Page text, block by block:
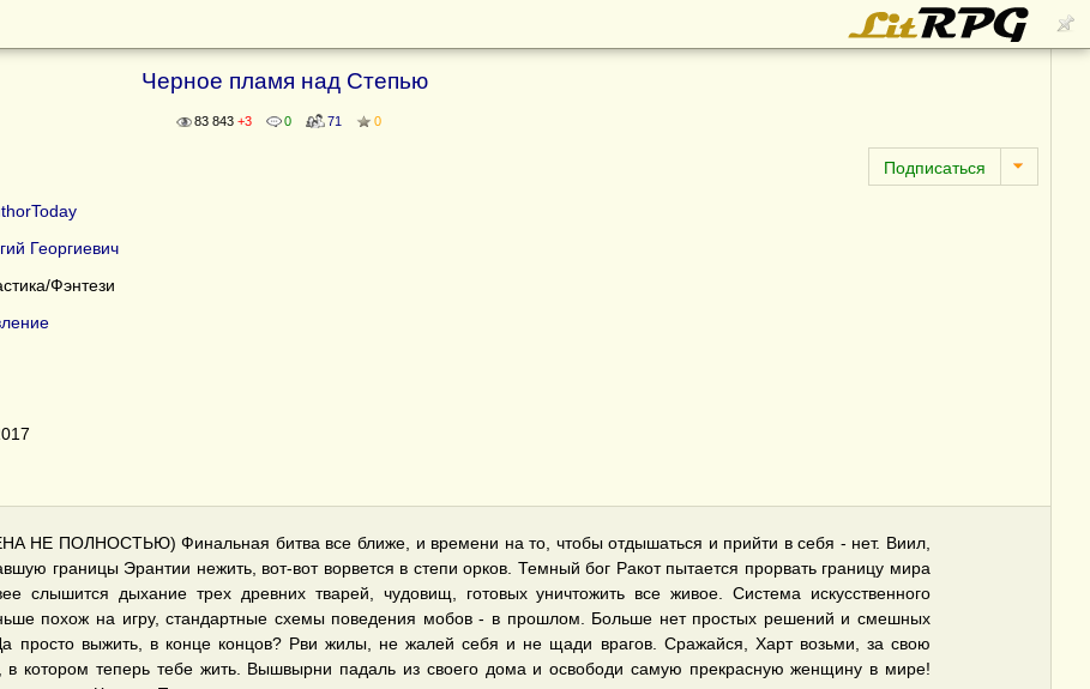
Черное пламя над Степью
83 843 +3 0 71 0
Георгиевич
Фэнтези
ПОЛНОСТЬЮ) Финальная битва все ближе, и времени на то, чтобы отдышаться и прийти в себя - нет. Виил,
границы Эрантии нежить, вот-вот ворвется в степи орков. Темный бог Ракот пытается прорвать границу мира
слышится дыхание трех древних тварей, чудовищ, готовых уничтожить все живое. Система искусственного
похож на игру, стандартные схемы поведения мобов - в прошлом. Больше нет простых решений и смешных
просто выжить, в конце концов? Рви жилы, не жалей себя и не щади врагов. Сражайся, Харт возьми, за свою
в котором теперь тебе жить. Вышвырни падаль из своего дома и освободи самую прекрасную женщину в мире!